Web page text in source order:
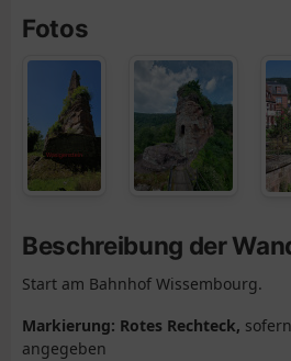
Fotos
Beschreibung der
Start am Bahnhof Wissembourg.
Markierung: Rotes Rechteck,
angegeben